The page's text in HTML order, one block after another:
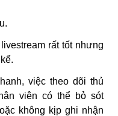
rất tốt nhưng
việc theo dõi thủ
viên có thể bỏ sót
không kịp ghi nhận